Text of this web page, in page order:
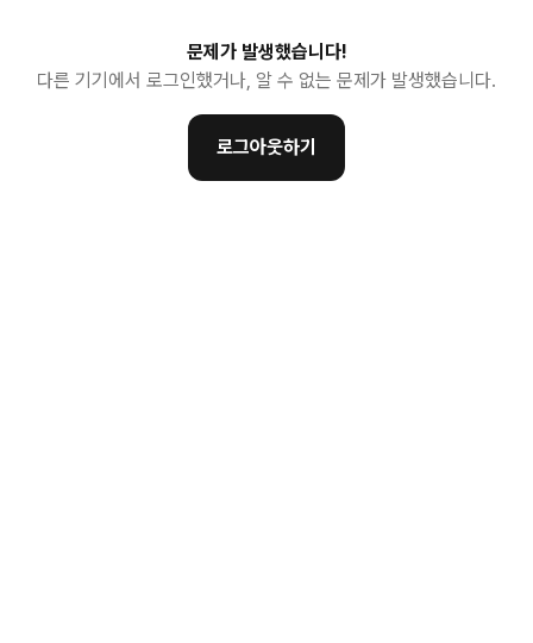
문제가 발생했습니다!
다른 기기에서 로그인했거나, 알 수 없는 문제가 발생했습니다.
로그아웃하기